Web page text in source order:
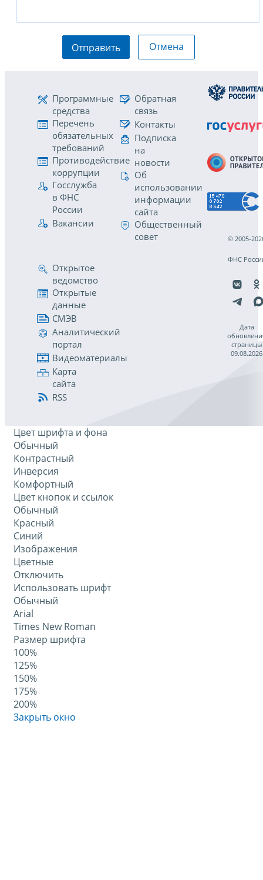
Отправить Отмена
Программные
средства
Перечень
обязательных
требований
Противодействие
коррупции
Госслужба
в ФНС
России
Вакансии
Обратная
связь
Контакты
Подписка
на
новости
Об
использовании
информации
сайта
Общественный
совет
Открытое
ведомство
Открытые
данные
СМЭВ
Аналитический
портал
Видеоматериалы
Карта
сайта
RSS
© 2005-
ФНС
Дата
страницы
09.08.2026
Цвет шрифта и фона
Обычный
Контрастный
Инверсия
Комфортный
Цвет кнопок и ссылок
Обычный
Красный
Синий
Изображения
Цветные
Отключить
Использовать шрифт
Обычный
Arial
Times New Roman
Размер шрифта
100%
125%
150%
175%
200%
Закрыть окно